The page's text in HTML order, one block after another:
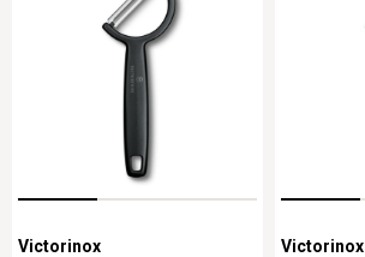
Victorinox Victorinox